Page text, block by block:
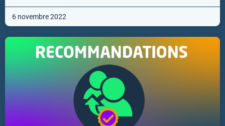
6 novembre 2022